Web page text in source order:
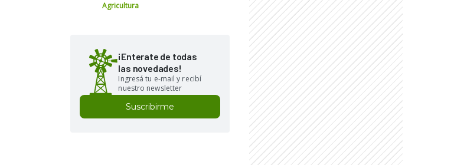
Agricultura
¡Enterate de todas
las novedades!
Ingresá tu e-mail y recibí
nuestro newsletter
Suscribirme